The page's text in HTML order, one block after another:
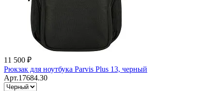
11 500 ₽
Рюкзак для ноутбука Parvis Plus 13, черный
Арт.17684.30